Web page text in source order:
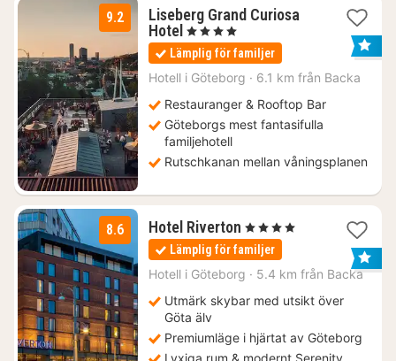
9.2
Liseberg Grand Curiosa
Hotel 1
natt
från
1329
, 4 Stjärnor
Lämplig för familjer
Hotell i Göteborg · 6.1 km från Backa
Restauranger & Rooftop Bar
Göteborgs mest fantasifulla
familjehotell
Rutschkanan mellan våningsplanen
8.6 Hotel Riverton 1
natt
från
1555
, 4 Stjärnor
Lämplig för familjer
Hotell i Göteborg · 5.4 km från Backa
Utmärk skybar med utsikt över
Göta älv
Premiumläge i hjärtat av Göteborg
Lyxiga rum & modernt Serenity